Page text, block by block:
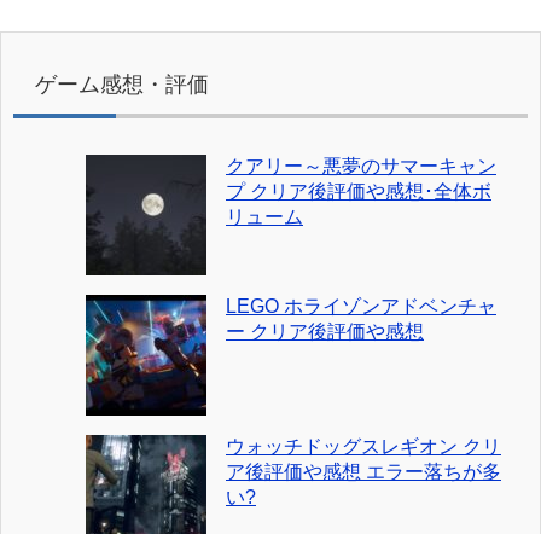
ゲーム感想・評価
クアリー～悪夢のサマーキャン
プ クリア後評価や感想･全体ボ
リューム
LEGO ホライゾンアドベンチャ
ー クリア後評価や感想
ウォッチドッグスレギオン クリ
ア後評価や感想 エラー落ちが多
い?